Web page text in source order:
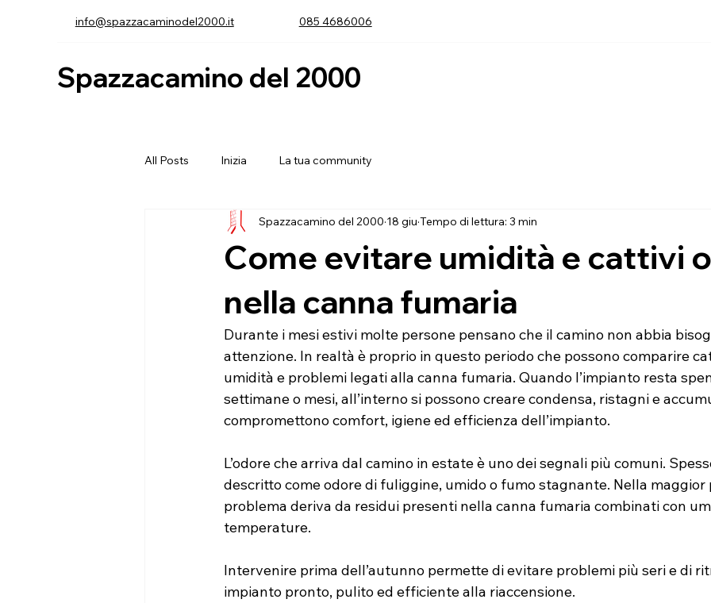
info@spazzacaminodel2000.it 085 4686006
Spazzacamino del 2000
All Posts Inizia La tua community
Come evitare umidità e cattivi
nella canna fumaria
Spazzacamino del 2000 18 giu Tempo di lettura: 3 min
Durante i mesi estivi molte persone pensano che il camino non abbia
attenzione. In realtà è proprio in questo periodo che possono comparire
umidità e problemi legati alla canna fumaria. Quando l’impianto resta
settimane o mesi, all’interno si possono creare condensa, ristagni e
compromettono comfort, igiene ed efficienza dell’impianto.
L’odore che arriva dal camino in estate è uno dei segnali più comuni.
descritto come odore di fuliggine, umido o fumo stagnante. Nella
problema deriva da residui presenti nella canna fumaria combinati con
temperature.
Intervenire prima dell’autunno permette di evitare problemi più seri e di
impianto pronto, pulito ed efficiente alla riaccensione.